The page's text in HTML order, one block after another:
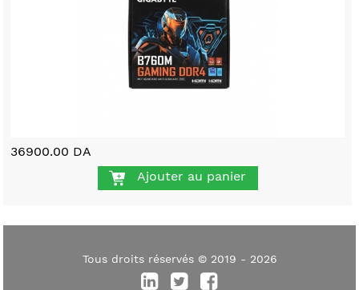
36900.00 DA
Ajouter au panier
Tous droits réservés © 2019 - 2026